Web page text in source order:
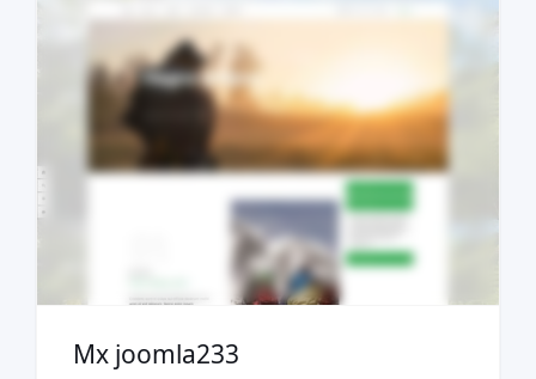
Demo
Kaufen €29.90
Mx joomla233